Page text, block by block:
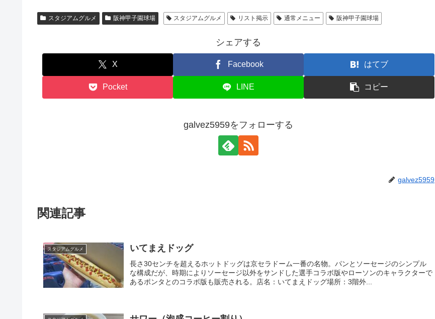
スタジアムグルメ 阪神甲子園球場 スタジアムグルメ リスト掲示 通常メニュー 阪神甲子園球場
シェアする
X Facebook はてブ
Pocket LINE コピー
galvez5959をフォローする
galvez5959
関連記事
スタジアムグルメ いてまえドッグ
長さ30センチを超えるホットドッグは京セラドーム一番の名物。パンとソーセージのシンプル
な構成だが、時期によりソーセージ以外をサンドした選手コラボ版やローソンのキャラクターで
あるポンタとのコラボ版も販売される。店名：いてまえドッグ場所：3階外...